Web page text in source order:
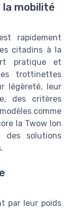
la mobilité
rapidement
citadins à la
pratique et
trottinettes
légèreté, leur
des critères
comme
la Twow Ion
des solutions
par leur poids